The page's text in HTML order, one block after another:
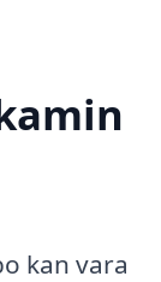
kan vara